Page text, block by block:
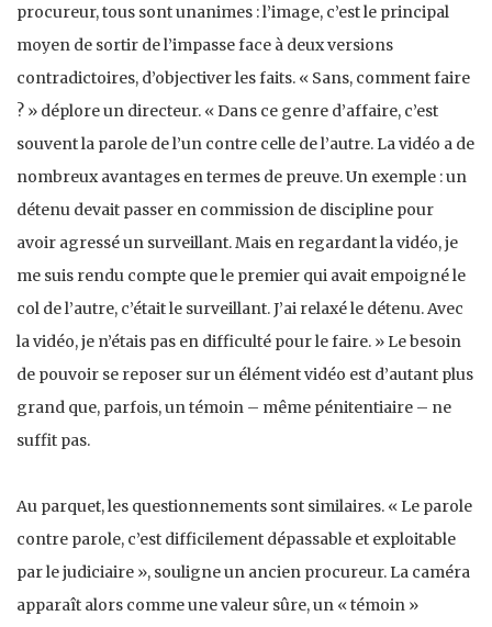
procureur, tous sont unanimes : l’image, c’est le prin­cipal
moyen de sortir de l’impasse face à deux versions
contradictoires, d’objectiver les faits. « Sans, comment faire
? » déplore un directeur. « Dans ce genre d’affaire, c’est
souvent la parole de l’un contre celle de l’autre. La vidéo a de
nombreux avantages en termes de preuve. Un exemple : un
détenu devait passer en commission de dis­cipline pour
avoir agressé un surveillant. Mais en regardant la vidéo, je
me suis rendu compte que le premier qui avait empoigné le
col de l’autre, c’était le surveillant. J’ai relaxé le détenu. Avec
la vidéo, je n’étais pas en difficulté pour le faire. » Le besoin
de pouvoir se reposer sur un élément vidéo est d’autant plus
grand que, parfois, un témoin – même pénitentiaire – ne
suffit pas.
Au parquet, les questionnements sont similaires. « Le parole
contre parole, c’est difficilement dépassable et exploitable
par le judiciaire », souligne un ancien procu­reur. La caméra
apparaît alors comme une valeur sûre, un « témoin »